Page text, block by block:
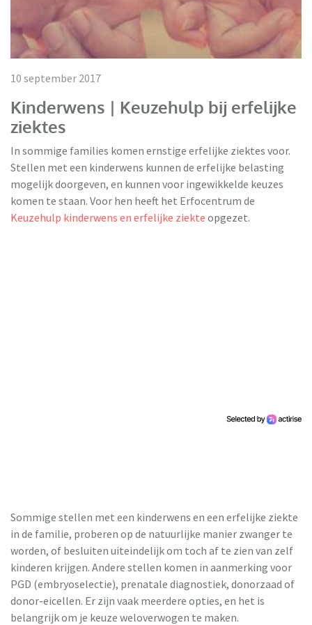
10 september 2017
Kinderwens | Keuzehulp bij erfelijke
ziektes
In sommige families komen ernstige erfelijke ziektes voor.
Stellen met een kinderwens kunnen de erfelijke belasting
mogelijk doorgeven, en kunnen voor ingewikkelde keuzes
komen te staan. Voor hen heeft het Erfocentrum de
Keuzehulp kinderwens en erfelijke ziekte opgezet.
Sommige stellen met een kinderwens en een erfelijke ziekte
in de familie, proberen op de natuurlijke manier zwanger te
worden, of besluiten uiteindelijk om toch af te zien van zelf
kinderen krijgen. Andere stellen komen in aanmerking voor
PGD (embryoselectie), prenatale diagnostiek, donorzaad of
donor-eicellen. Er zijn vaak meerdere opties, en het is
belangrijk om je keuze weloverwogen te maken.